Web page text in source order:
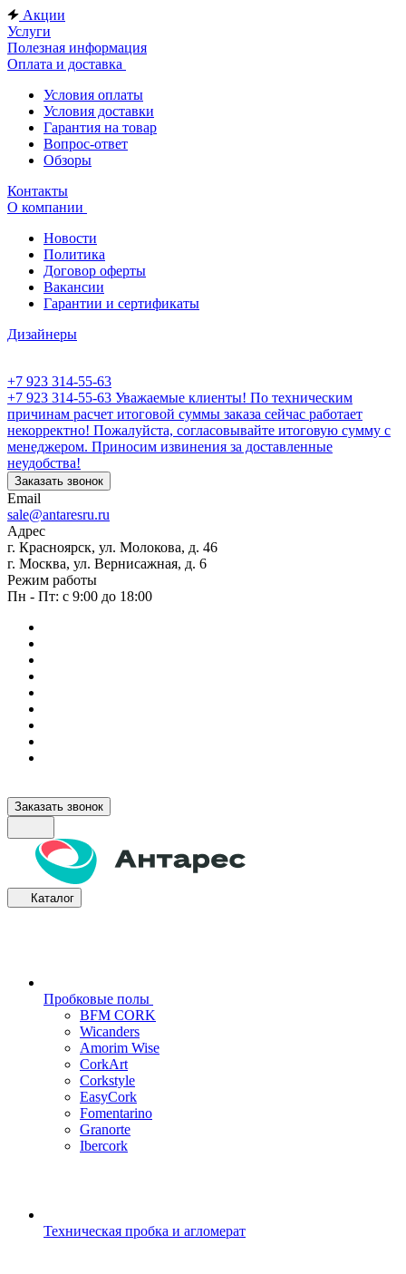
Акции
Услуги
Полезная информация
Оплата и доставка
Условия оплаты
Условия доставки
Гарантия на товар
Вопрос-ответ
Обзоры
Контакты
О компании
Новости
Политика
Договор оферты
Вакансии
Гарантии и сертификаты
Дизайнеры
+7 923 314-55-63
+7 923 314-55-63 Уважаемые клиенты! По техническим
причинам расчет итоговой суммы заказа сейчас работает
некорректно! Пожалуйста, согласовывайте итоговую сумму с
менеджером. Приносим извинения за доставленные
неудобства!
Заказать звонок
Email
sale@antaresru.ru
Адрес
г. Красноярск, ул. Молокова, д. 46
г. Москва, ул. Вернисажная, д. 6
Режим работы
Пн - Пт: с 9:00 до 18:00
Заказать звонок
Каталог
Пробковые полы
BFM CORK
Wicanders
Amorim Wise
CorkArt
Corkstyle
EasyCork
Fomentarino
Granorte
Ibercork
Техническая пробка и агломерат